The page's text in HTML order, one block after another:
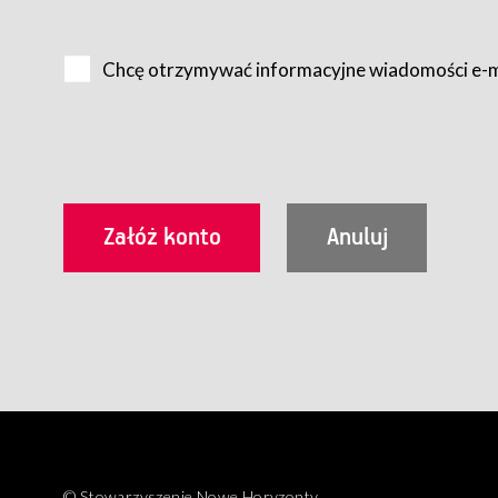
Usługobiorca przed rozpoczęciem korzystania z
utrwalenie i wydrukowanie.
§ 3
Korzystanie ze wszystkich aplikacji Serwisu może być
Chcę otrzymywać informacyjne wiadomości e-